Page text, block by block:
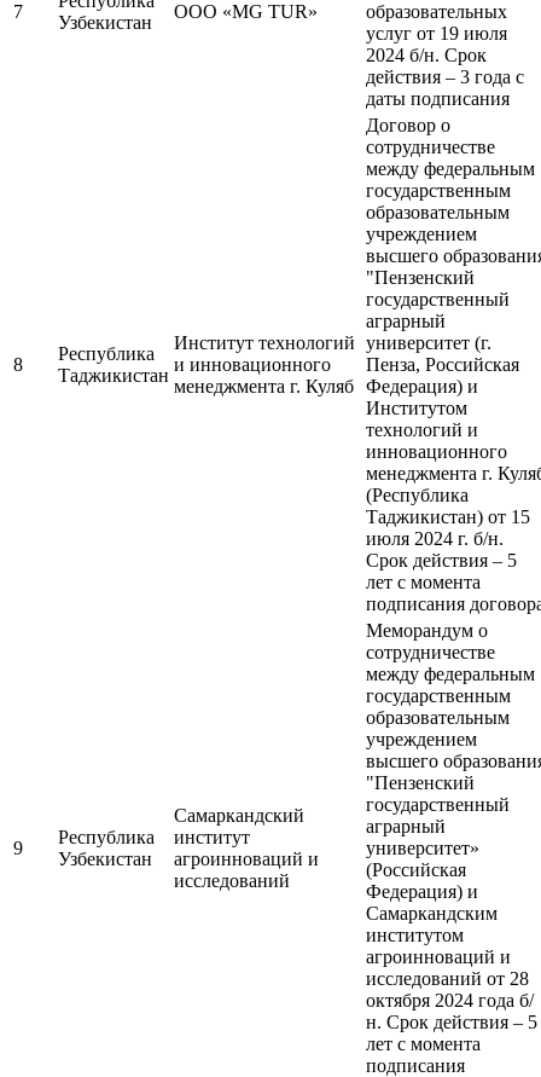
7
Узбекистан
ООО «MG TUR»
образовательных
услуг от 19 июля
2024 б/н. Срок
действия – 3 года с
даты подписания
8
Республика
Таджикистан
Институт технологий
и инновационного
менеджмента г. Куляб
Договор о
сотрудничестве
между федеральным
государственным
образовательным
учреждением
высшего
"Пензенский
государственный
аграрный
университет (г.
Пенза, Российская
Федерация) и
Институтом
технологий и
инновационного
менеджмента г.
(Республика
Таджикистан) от 15
июля 2024 г. б/н.
Срок действия – 5
лет с момента
подписания
9
Республика
Узбекистан
Самаркандский
институт
агроинноваций и
исследований
Меморандум о
сотрудничестве
между федеральным
государственным
образовательным
учреждением
высшего
"Пензенский
государственный
аграрный
университет»
(Российская
Федерация) и
Самаркандским
институтом
агроинноваций и
исследований от 28
октября 2024 года б/
н. Срок действия – 5
лет с момента
подписания